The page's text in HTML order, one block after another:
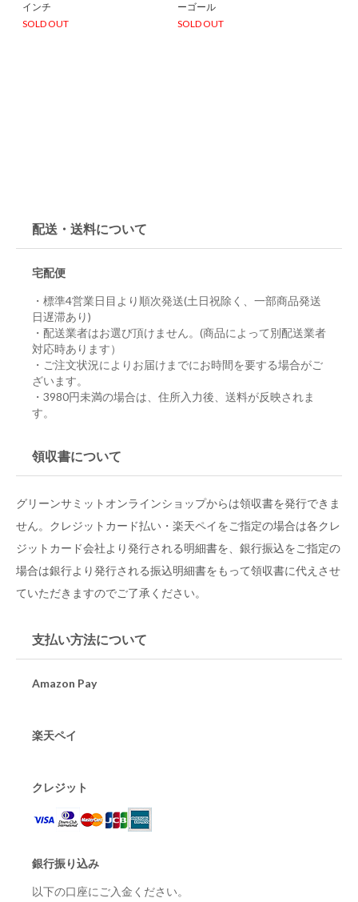
インチ
SOLD OUT
ーゴール
SOLD OUT
配送・送料について
宅配便
・標準4営業日目より順次発送(土日祝除く、一部商品発送
日遅滞あり)
・配送業者はお選び頂けません。(商品によって別配送業者
対応時あります）
・ご注文状況によりお届けまでにお時間を要する場合がご
ざいます。
・3980円未満の場合は、住所入力後、送料が反映されま
す。
領収書について
グリーンサミットオンラインショップからは領収書を発行できま
せん。クレジットカード払い・楽天ペイをご指定の場合は各クレ
ジットカード会社より発行される明細書を、銀行振込をご指定の
場合は銀行より発行される振込明細書をもって領収書に代えさせ
ていただきますのでご了承ください。
支払い方法について
Amazon Pay
楽天ペイ
クレジット
銀行振り込み
以下の口座にご入金ください。